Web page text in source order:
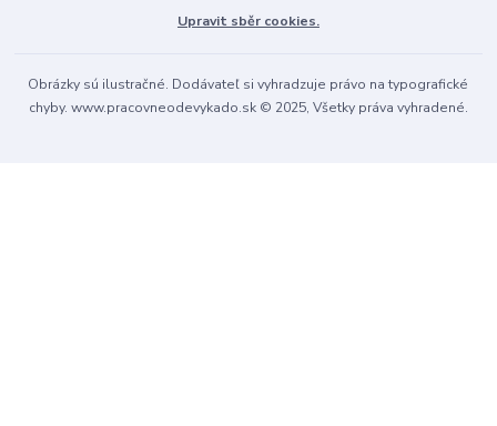
Upravit sběr cookies.
Obrázky sú ilustračné. Dodávateľ si vyhradzuje právo na typografické
chyby. www.pracovneodevykado.sk © 2025, Všetky práva vyhradené.